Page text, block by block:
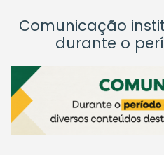
Comunicação
durante o